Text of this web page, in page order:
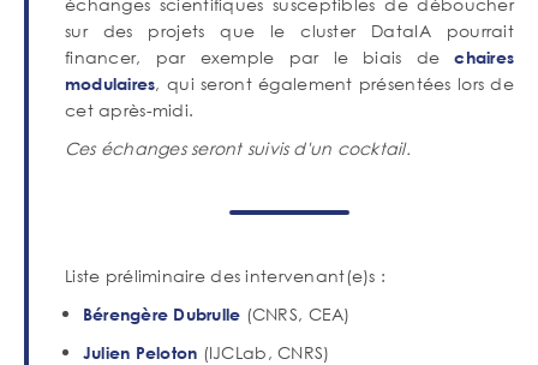
sur des projets que le cluster DataIA pourrait
financer, par exemple par le biais dechaires
modulaires, qui seront également présentées lors de
cet après-midi.
Ces échanges seront suivis d'un cocktail.
Liste préliminaire des intervenant(e)s :
Bérengère Dubrulle (CNRS, CEA)
Julien Peloton (IJCLab, CNRS)